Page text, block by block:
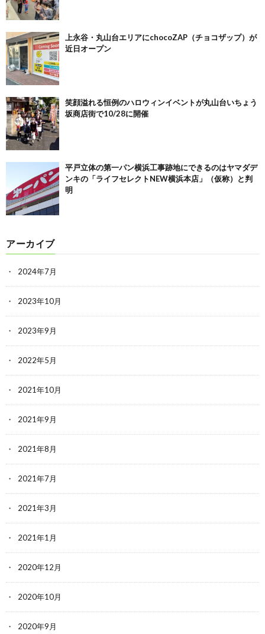
上永谷・丸山台エリアにchocoZAP（チョコザップ）が
近日オープン
笑顔溢れる恒例のハロウィンイベントが丸山台いちょう
坂商店街で10/28に開催
平戸立体の第一パン横浜工事跡地にできるのはヤマダデ
ンキの「ライフセレクトNEW横浜本店」（仮称）と判
明
アーカイブ
2024年7月
2023年10月
2023年9月
2022年5月
2021年10月
2021年9月
2021年8月
2021年7月
2021年3月
2021年1月
2020年12月
2020年10月
2020年9月